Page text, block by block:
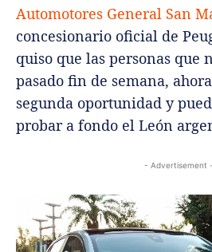
Automotores General San
concesionario oficial de
quiso que las personas que
pasado fin de semana,
segunda oportunidad y
probar a fondo el León
- Advertisement -